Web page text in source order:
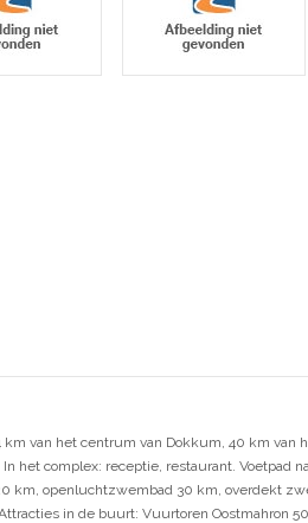
van het centrum van Dokkum, 40 km van
het complex: receptie, restaurant. Voetpad
km, openluchtzwembad 30 km, overdekt
in de buurt: Vuurtoren Oostmahron